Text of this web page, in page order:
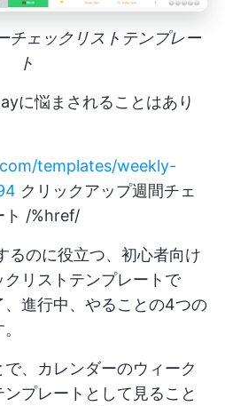
チェックリストテンプレー
ト
に悩まされることはあり
templates/weekly-
クリックアップ週間チェ
ト /%href/
るのに役立つ、初心者向け
リストテンプレートで
進行中、やることの4つの
、カレンダーのウィーク
プレートとして見ること